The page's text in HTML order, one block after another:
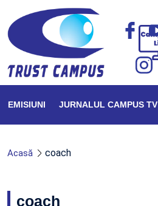
EMISIUNI JURNALUL CAMPUS TV
Acasă coach
coach